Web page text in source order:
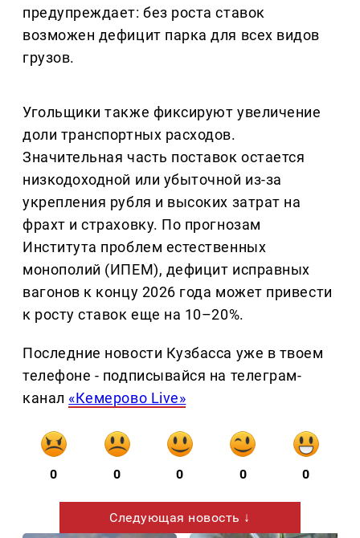
предупреждает: без роста ставок
возможен дефицит парка для всех видов
грузов.
Угольщики также фиксируют увеличение
доли транспортных расходов.
Значительная часть поставок остается
низкодоходной или убыточной из-за
укрепления рубля и высоких затрат на
фрахт и страховку. По прогнозам
Института проблем естественных
монополий (ИПЕМ), дефицит исправных
вагонов к концу 2026 года может привести
к росту ставок еще на 10–20%.
Последние новости Кузбасса уже в твоем
телефоне - подписывайся на телеграм-
канал «Кемерово Live»
0 0 0 0 0
Следующая новость ↓